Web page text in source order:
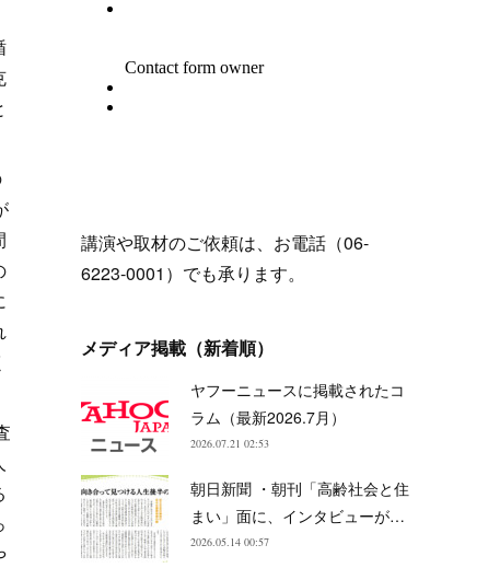
講演や取材のご依頼は、お電話（06-
6223-0001）でも承ります。
メディア掲載（新着順）
ヤフーニュースに掲載されたコ
ラム（最新2026.7月）
2026.07.21 02:53
朝日新聞 ・朝刊「高齢社会と住
まい」面に、インタビューが…
2026.05.14 00:57